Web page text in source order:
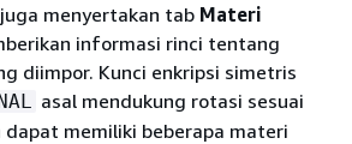
menyertakan tab Materi
informasi rinci tentang
diimpor. Kunci enkripsi simetris
asal mendukung rotasi sesuai
memiliki beberapa materi